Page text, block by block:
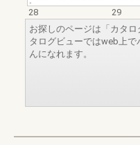
28
29
お探しのページは「カタ
タログビューではweb上
んになれます。